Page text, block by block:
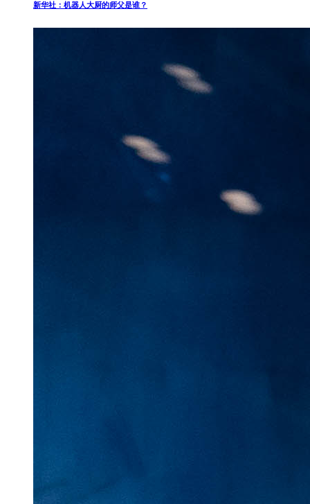
新华社：机器人大厨的师父是谁？